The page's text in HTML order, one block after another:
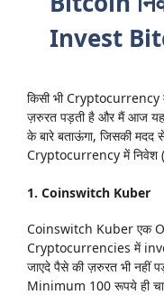
Invest
किसी भी
ज़रुरत पड़ती है और मैं आज
के बारे बताऊंगा, जिसकी
Cryptocurrency में निवेश
1. Coinswitch Kuber
Coinswitch Kuber एक
Cryptocurrencies में
जाएदे पैसे की ज़रुरत भी नहीं
Minimum 100 रूपये ही